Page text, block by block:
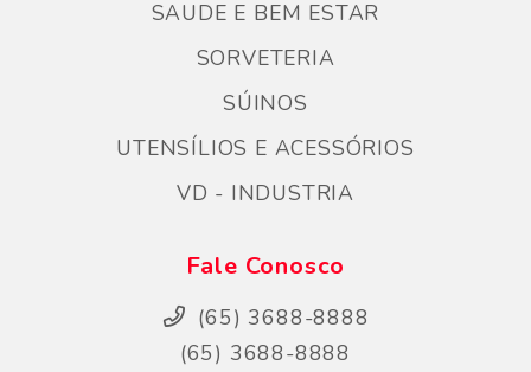
SAUDE E BEM ESTAR
SORVETERIA
SÚINOS
UTENSÍLIOS E ACESSÓRIOS
VD - INDUSTRIA
Fale Conosco
(65) 3688-8888
(65) 3688-8888